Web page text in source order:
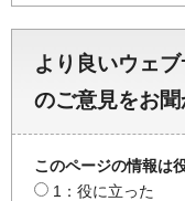
より良いウェ
のご意見をお
このページの情報は
1：役に立った